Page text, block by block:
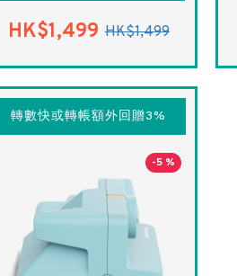
HK$1,499 HK$1,499
轉數快或轉帳額外回贈3%
-5 %